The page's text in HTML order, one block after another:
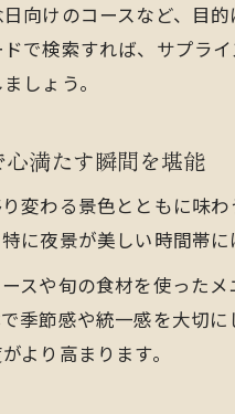
大阪ク
お得な
イタリ
大阪で
クルー
厳選デ
大阪クルー
向けのコースなど、目
で検索すれば、サプラ
しょう。
満たす瞬間を堪能
変わる景色とともに味
に夜景が美しい時間帯
スや旬の食材を使った
季節感や統一感を大切
より高まります。